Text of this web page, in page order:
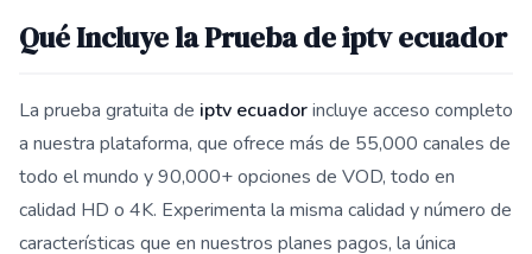
Qué Incluye la Prueba de iptv ecuador
La prueba gratuita de iptv ecuadorincluye acceso completo
a nuestra plataforma, que ofrece más de 55,000 canales de
todo el mundo y 90,000+ opciones de VOD, todo en
calidad HD o 4K. Experimenta la misma calidad y número de
características que en nuestros planes pagos, la única